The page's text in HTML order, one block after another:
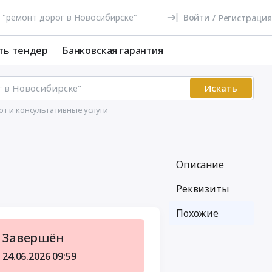
Войти / Регистрация
тендер Банковская гарантия
Искать
и консультативные услуги
Завершён
24.06.2026 09:59
Описание
Реквизиты
Похожие